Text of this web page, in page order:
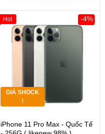
GIÁ SHOCK
!
iPhone 11 Pro Max - Quốc Tế
-4%
Hot